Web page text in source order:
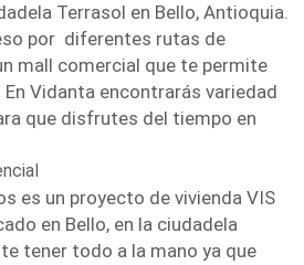
Terrasol en Bello, Antioquia.
por diferentes rutas de
mall comercial que te permite
Vidanta encontrarás variedad
que disfrutes del tiempo en
es un proyecto de vivienda VIS
en Bello, en la ciudadela
tener todo a la mano ya que